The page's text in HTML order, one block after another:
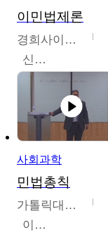
이민법제론
경희사이버대학교
신광수
사회과학
민법총칙
가톨릭대학교
이홍민